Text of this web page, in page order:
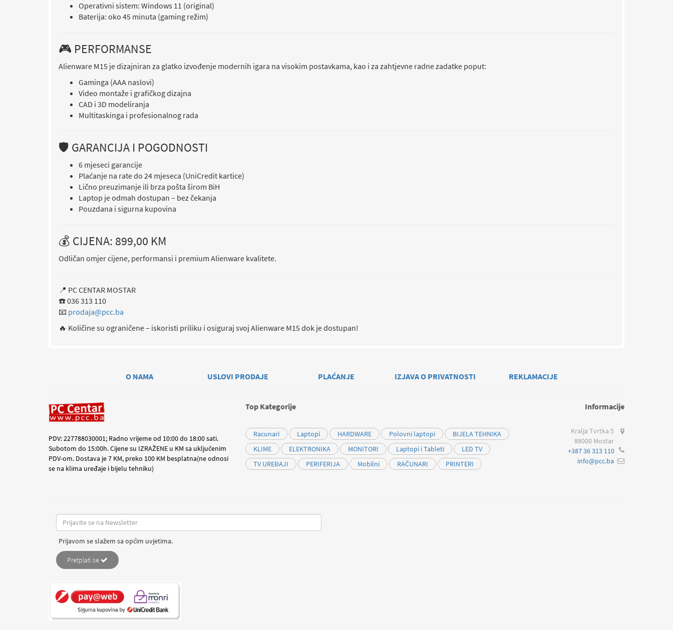
Operativni sistem: Windows 11 (original)
Baterija: oko 45 minuta (gaming režim)
🎮 PERFORMANSE
Alienware M15 je dizajniran za glatko izvođenje modernih igara na visokim postavkama, kao i za zahtjevne radne zadatke poput:
Gaminga (AAA naslovi)
Video montaže i grafičkog dizajna
CAD i 3D modeliranja
Multitaskinga i profesionalnog rada
🛡 GARANCIJA I POGODNOSTI
6 mjeseci garancije
Plaćanje na rate do 24 mjeseca (UniCredit kartice)
Lično preuzimanje ili brza pošta širom BiH
Laptop je odmah dostupan – bez čekanja
Pouzdana i sigurna kupovina
💰 CIJENA: 899,00 KM
Odličan omjer cijene, performansi i premium Alienware kvalitete.
📍 PC CENTAR MOSTAR
☎️ 036 313 110
📧 prodaja@pcc.ba
🔥 Količine su ograničene – iskoristi priliku i osiguraj svoj Alienware M15 dok je dostupan!
O NAMA USLOVI PRODAJE PLAĆANJE IZJAVA O PRIVATNOSTI REKLAMACIJE
PDV: 227788030001; Radno vrijeme od 10:00 do 18:00 sati.
Subotom do 15:00h. Cijene su IZRAŽENE u KM sa uključenim
PDV-om. Dostava je 7 KM, preko 100 KM besplatna(ne odnosi
se na klima uređaje i bijelu tehniku)
Top Kategorije
Racunari Laptopi HARDWARE Polovni laptopi
BIJELA TEHNIKA
KLIME
ELEKTRONIKA MONITORI Laptopi i Tableti
LED TV
TV UREĐAJI
PERIFERIJA Mobilni RAČUNARI PRINTERI
Informacije
Kralja Tvrtka 5
88000 Mostar
+387 36 313 110
info@pcc.ba
Prijavom se slažem sa općim uvjetima.
Pretplati se